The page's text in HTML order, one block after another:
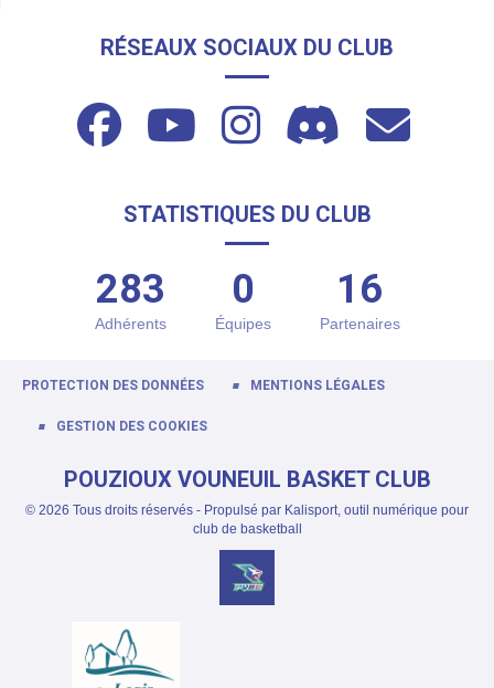
RÉSEAUX SOCIAUX DU CLUB
STATISTIQUES DU CLUB
283
Adhérents
0
Équipes
16
Partenaires
PROTECTION DES DONNÉES MENTIONS LÉGALES
GESTION DES COOKIES
POUZIOUX VOUNEUIL BASKET CLUB
© 2026 Tous droits réservés - Propulsé par Kalisport, outil numérique pour
club de basketball